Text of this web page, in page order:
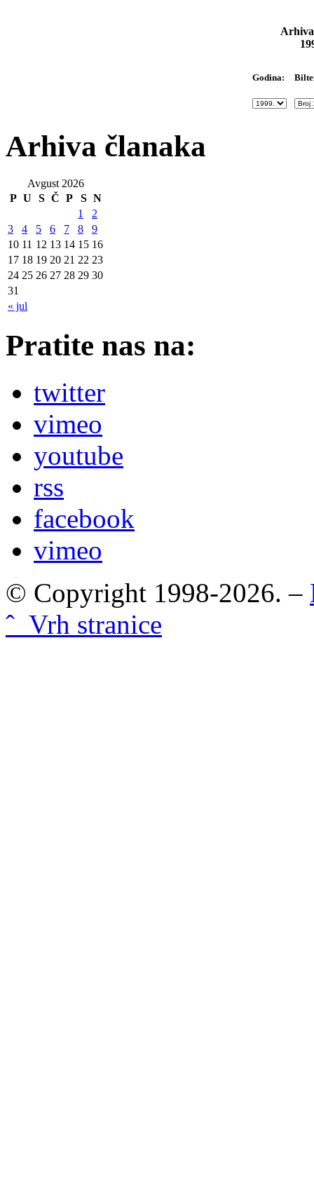
Godina:
Arhiva članaka
Avgust 2026
P U S Č P S N
« jul
1
2
3
4 5 6 7 8
9
10 11 12 13 14 15 16
17 18 19 20 21 22 23
24 25 26 27 28 29 30
31
Pratite nas na:
twitter
vimeo
youtube
rss
facebook
vimeo
© Copyright 1998-2026. –
ˆ Vrh stranice